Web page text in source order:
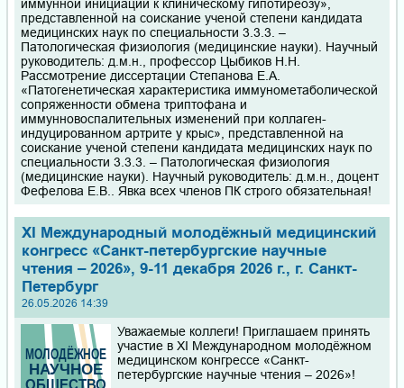
иммунной инициации к клиническому гипотиреозу»,
представленной на соискание ученой степени кандидата
медицинских наук по специальности 3.3.3. –
Патологическая физиология (медицинские науки). Научный
руководитель: д.м.н., профессор Цыбиков Н.Н.
Рассмотрение диссертации Степанова Е.А.
«Патогенетическая характеристика иммунометаболической
сопряженности обмена триптофана и
иммунновоспалительных изменений при коллаген-
индуцированном артрите у крыс», представленной на
соискание ученой степени кандидата медицинских наук по
специальности 3.3.3. – Патологическая физиология
(медицинские науки). Научный руководитель: д.м.н., доцент
Фефелова Е.В.. Явка всех членов ПК строго обязательная!
XI Международный молодёжный медицинский
конгресс «Санкт-петербургские научные
чтения – 2026», 9-11 декабря 2026 г., г. Санкт-
Петербург
26.05.2026 14:39
Уважаемые коллеги! Приглашаем принять
участие в XI Международном молодёжном
медицинском конгрессе «Санкт-
петербургские научные чтения – 2026»!